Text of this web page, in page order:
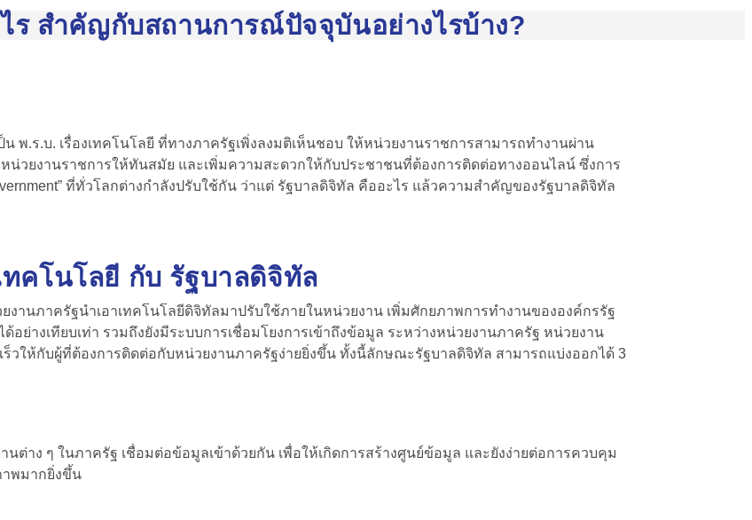
ร สำคัญกับสถานการณ์ปัจจุบันอย่างไรบ้าง?
น พ.ร.บ. เรื่องเทคโนโลยี ที่ทางภาครัฐเพิ่งลงมติเห็นชอบ ให้หน่วยงานราชการสามารถทำงานผ่าน
วยงานราชการให้ทันสมัย และเพิ่มความสะดวกให้กับประชาชนที่ต้องการติดต่อทางออนไลน์ ซึ่งการ
ที่ทั่วโลกต่างกำลังปรับใช้กัน ว่าแต่ รัฐบาลดิจิทัล คืออะไร แล้วความสำคัญของรัฐบาลดิจิทัล
คโนโลยี กับ รัฐบาลดิจิทัล
งานภาครัฐนำเอาเทคโนโลยีดิจิทัลมาปรับใช้ภายในหน่วยงานเพิ่มศักยภาพการทำงานขององค์กรรัฐ
อย่างเทียบเท่า รวมถึงยังมีระบบการเชื่อมโยงการเข้าถึงข้อมูล ระหว่างหน่วยงานภาครัฐ หน่วยงาน
วให้กับผู้ที่ต้องการติดต่อกับหน่วยงานภาครัฐง่ายยิ่งขึ้น ทั้งนี้ลักษณะรัฐบาลดิจิทัล สามารถแบ่งออกได้ 3
ต่าง ๆ ในภาครัฐ เชื่อมต่อข้อมูลเข้าด้วยกัน เพื่อให้เกิดการสร้างศูนย์ข้อมูล และยังง่ายต่อการควบคุม
าพมากยิ่งขึ้น